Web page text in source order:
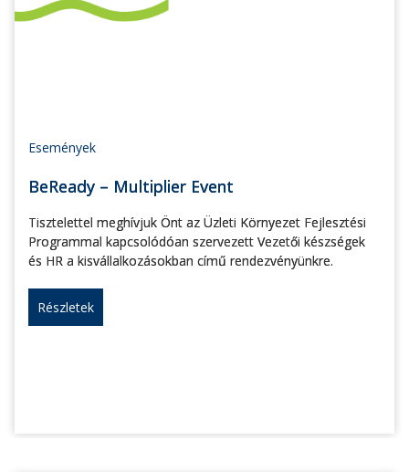
Események
BeReady – Multiplier Event
Tisztelettel meghívjuk Önt az Üzleti Környezet Fejlesztési
Programmal kapcsolódóan szervezett Vezetői készségek
és HR a kisvállalkozásokban című rendezvényünkre.
Részletek